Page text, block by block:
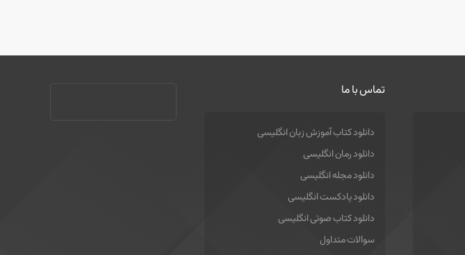
تماس با ما
دانلود کتاب آموزش زبان انگلیسی
دانلود رمان انگلیسی
دانلود مجله انگلیسی
دانلود پادکست انگلیسی
دانلود کتاب صوتی انگلیسی
سوالات متداول